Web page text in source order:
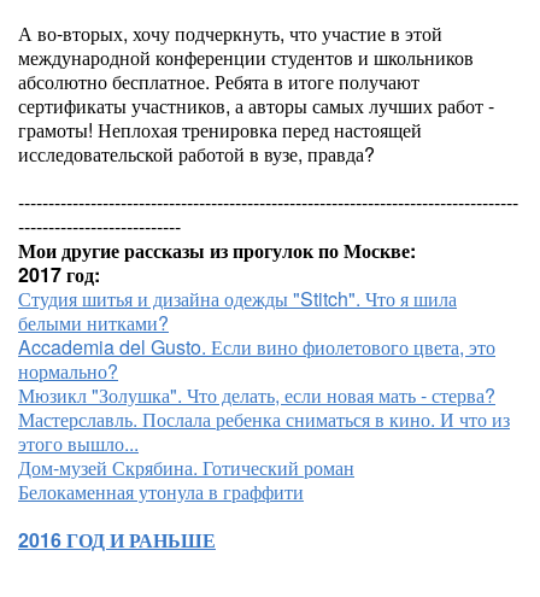
А во-вторых, хочу подчеркнуть, что участие в этой
международной конференции студентов и школьников
абсолютно бесплатное. Ребята в итоге получают
сертификаты участников, а авторы самых лучших работ -
грамоты! Неплохая тренировка перед настоящей
исследовательской работой в вузе, правда?
-----------------------------------------------------------------------------------
---------------------------
Мои другие рассказы из прогулок по Москве:
2017 год:
Студия шитья и дизайна одежды "Stitch". Что я шила
белыми нитками?
Accademia del Gusto. Если вино фиолетового цвета, это
нормально?
Мюзикл "Золушка". Что делать, если новая мать - стерва?
Мастерславль. Послала ребенка сниматься в кино. И что из
этого вышло...
Дом-музей Скрябина. Готический роман
Белокаменная утонула в граффити
2016 ГОД И РАНЬШЕ